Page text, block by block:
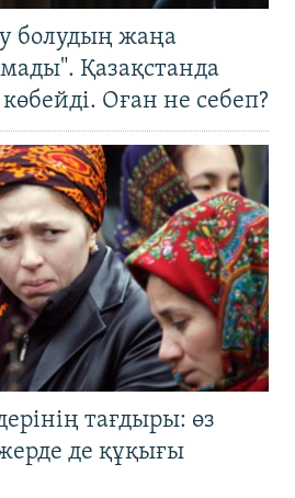
болудың жаңа
Қазақстанда
Оған не себеп?
тағдыры: өз
де құқығы